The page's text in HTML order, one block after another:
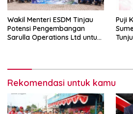
Wakil Menteri ESDM Tinjau
Potensi Pengembangan
Sarulla Operations Ltd untuk
Puji
Rekomendasi untuk kamu